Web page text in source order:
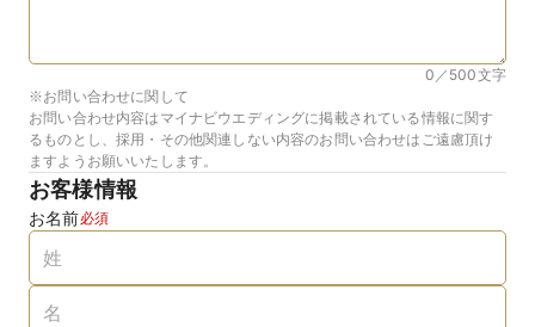
0／500文字
※お問い合わせに関して
お問い合わせ内容はマイナビウエディングに掲載されている情報に関す
るものとし、採用・その他関連しない内容のお問い合わせはご遠慮頂け
ますようお願いいたします。
お客様情報
お名前必須